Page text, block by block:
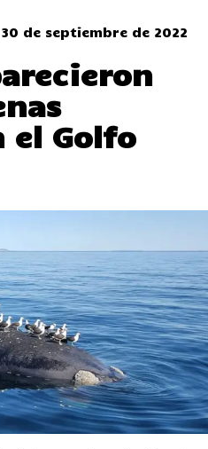
30 de septiembre de 2022
el Golfo